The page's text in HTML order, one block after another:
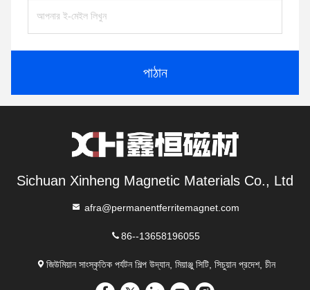
পাঠান
Sichuan Xinheng Magnetic Materials Co., Ltd
afra@permanentferritemagnet.com
86--13658196055
জিউমিয়ান সাংস্কৃতিক পর্যটন শিল্প উদ্যান, মিয়াঞ্জু সিটি, সিচুয়ান প্রদেশ, চীন